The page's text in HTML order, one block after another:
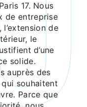
17. Nous
de entreprise
de
le
d’une
solide.
auprès des
souhaitent
Parce que